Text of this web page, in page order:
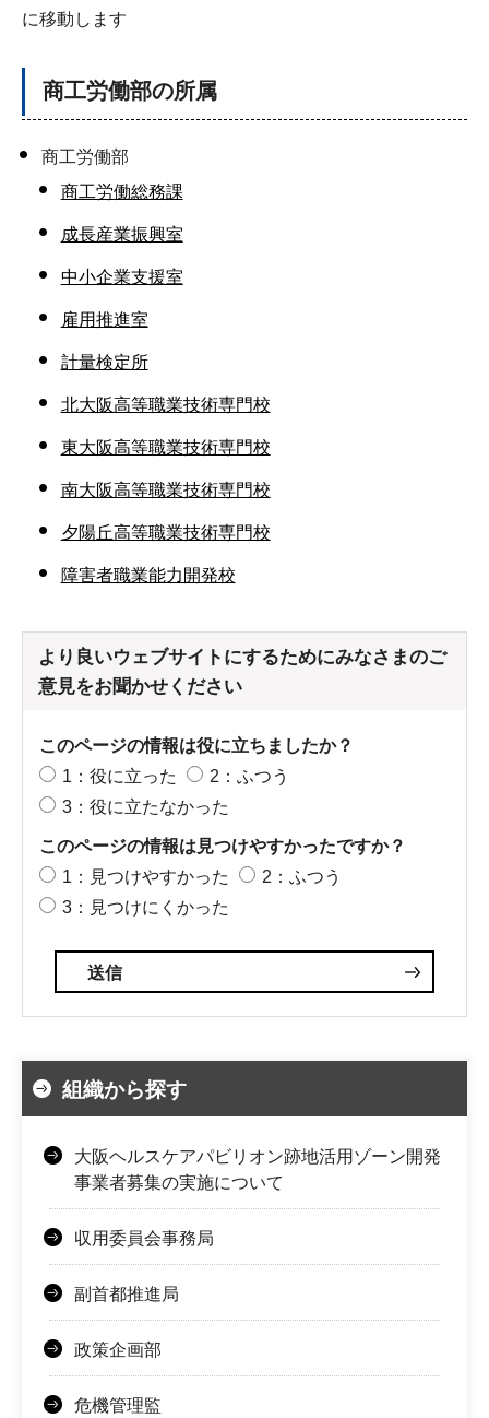
に移動します
商工労働部の所属
商工労働部
商工労働総務課
成長産業振興室
中小企業支援室
雇用推進室
計量検定所
北大阪高等職業技術専門校
東大阪高等職業技術専門校
南大阪高等職業技術専門校
夕陽丘高等職業技術専門校
障害者職業能力開発校
より良いウェブサイトにするためにみなさまのご
意見をお聞かせください
このページの情報は役に立ちましたか？
1：役に立った
2：ふつう
3：役に立たなかった
このページの情報は見つけやすかったですか？
1：見つけやすかった
2：ふつう
3：見つけにくかった
組織から探す
大阪ヘルスケアパビリオン跡地活用ゾーン開発
事業者募集の実施について
収用委員会事務局
副首都推進局
政策企画部
危機管理監